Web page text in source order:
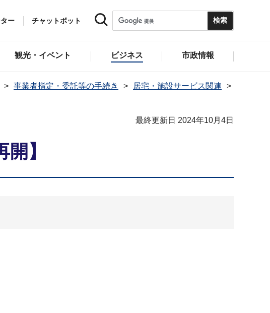
ー チャットボット
観光・イベント ビジネス 市政情報
事業者指定・委託等の手続き
居宅・施設サービス関連
最終更新日 2024年10月4日
】